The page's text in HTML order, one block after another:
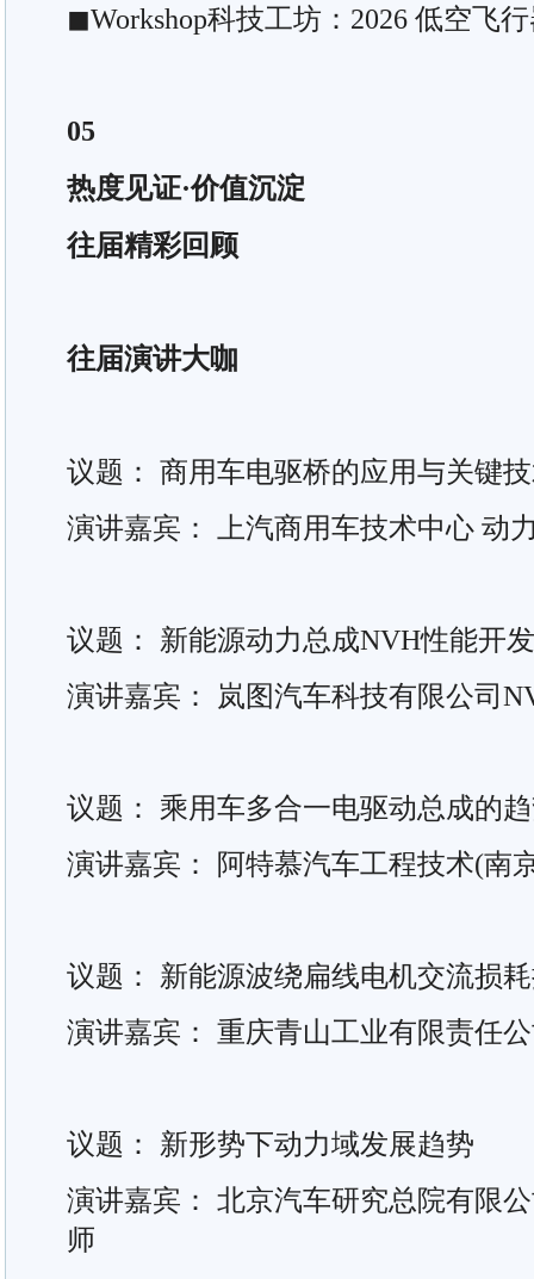
◼Workshop科技工坊：2026 低空飞
05
热度见证·价值沉淀
往届精彩回顾
往届演讲大咖
议题： 商用车电驱桥的应用与关键
演讲嘉宾： 上汽商用车技术中心 动
议题： 新能源动力总成NVH性能开发
演讲嘉宾： 岚图汽车科技有限公司
议题： 乘用车多合一电驱动总成的
演讲嘉宾： 阿特慕汽车工程技术(南
议题： 新能源波绕扁线电机交流损
演讲嘉宾： 重庆青山工业有限责任
议题： 新形势下动力域发展趋势
演讲嘉宾： 北京汽车研究总院有限
师